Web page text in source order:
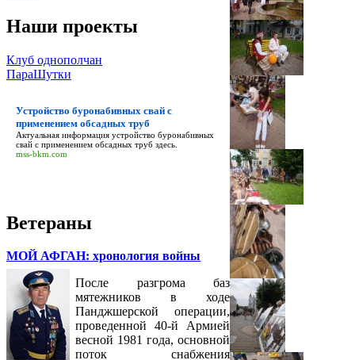
Наши проекты
Клуб однополчан
ПараШутки
Устройство буронабивных свай с
применением обсадных труб
Актуальная информация устройство буронабивных
свай с применением обсадных трубздесь.
mss-bkm.com
Ветераны
МОЙ АФГАН: хронология войны
После разгрома баз
мятежников в ходе
Панджшерской операции,
проведенной 40-й Армией
весной 1981 года, основной
поток снабжения